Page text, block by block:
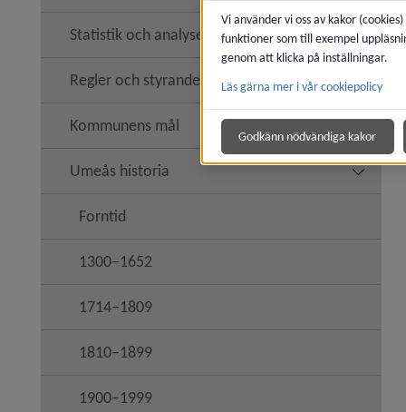
Statistik och analyser
Regler och styrande dokument
Kommunens mål
Umeås historia
Forntid
1300–1652
1714–1809
1810–1899
1900–1999
Vi använder vi oss av kakor
funktioner som till exempel
genom att klicka på inställningar.
Läs gärna mer i vår cookiepolicy
Godkänn nödvändiga kakor